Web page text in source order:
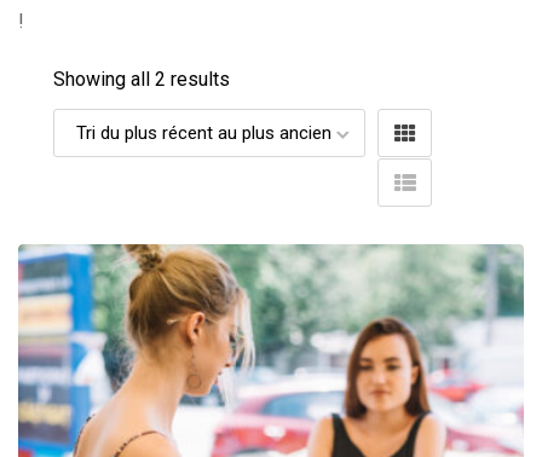
!
Showing all 2 results